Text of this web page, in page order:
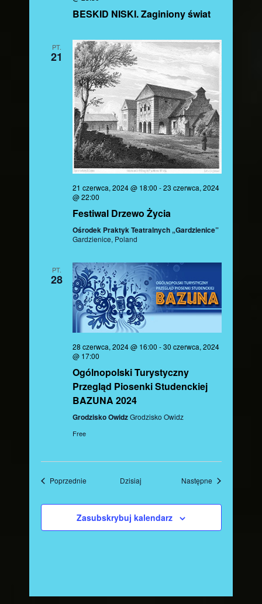
BESKID NISKI. Zaginiony świat
PT.
21
21 czerwca, 2024 @ 18:00 -23 czerwca, 2024
@ 22:00
Festiwal Drzewo Życia
Ośrodek Praktyk Teatralnych „Gardzienice”
Gardzienice, Poland
PT.
28
28 czerwca, 2024 @ 16:00 -30 czerwca, 2024
@ 17:00
Ogólnopolski Turystyczny
Przegląd Piosenki Studenckiej
BAZUNA 2024
Grodzisko OwidzGrodzisko Owidz
Free
PoprzednieWydarzeniaDzisiaj Następne Wydarzenia
Zasubskrybuj kalendarz